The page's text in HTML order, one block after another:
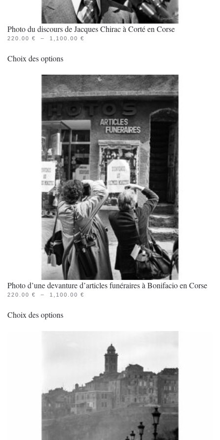
Photo du discours de Jacques Chirac à Corté en Corse
220.00 € – 1,100.00 €
1,100.00 €
Choix des optionsproduit
a
plusieurs
variations.
Les
options
peuvent
être
choisies
sur
la
page
du
produit
Photo d’une devanture d’articles funéraires à Bonifacio en Corse
220.00 € – 1,100.00 €
Choix des optionsproduit
options
peuvent
être
choisies